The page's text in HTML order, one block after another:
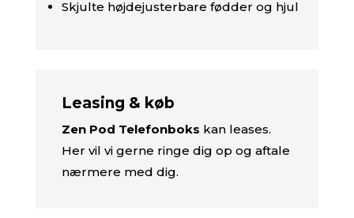
Skjulte højdejusterbare fødder og hjul
Leasing & køb
Zen Pod Telefonboks kan leases.
Her vil vi gerne ringe dig op og aftale
nærmere med dig.